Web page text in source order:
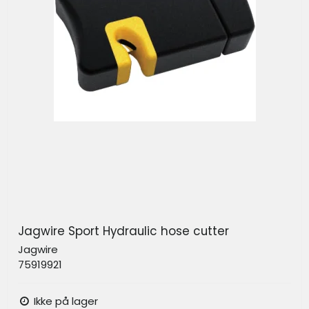
Jagwire Sport Hydraulic hose cutter
Jagwire
75919921
Ikke på lager